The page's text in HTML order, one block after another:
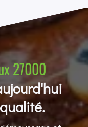
27000